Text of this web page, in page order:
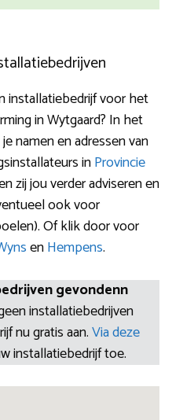
installatiebedrijf voor het
in Wytgaard? In het
namen en adressen van
inProvincie
zij jou verder adviseren en
ook voor
Of klik door voor
enHempens.
gevondenn
installatiebedrijven
nu gratis aan.Via deze
installatiebedrijf toe.